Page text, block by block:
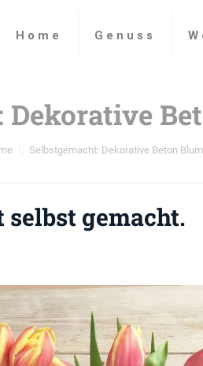
Home Genuss
Dekorative
Selbstgemacht: Dekorative Beton
gemacht.